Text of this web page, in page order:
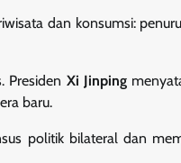
dan konsumsi:
Presiden Xi Jinping
baru.
politik bilateral dan